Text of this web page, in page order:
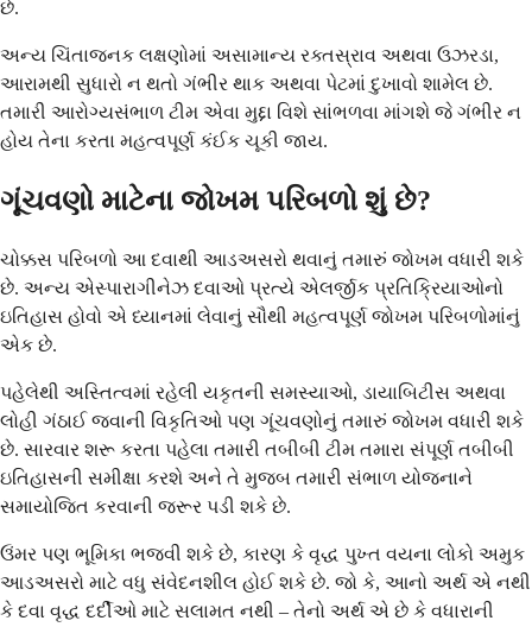
છે.
અન્ય ચિંતાજનક લક્ષણોમાં અસામાન્ય રક્તસ્રાવ અથવા ઉઝરડા,
આરામથી સુધારો ન થતો ગંભીર થાક અથવા પેટમાં દુખાવો શામેલ છે.
તમારી આરોગ્યસંભાળ ટીમ એવા મુદ્દા વિશે સાંભળવા માંગશે જે ગંભીર ન
હોય તેના કરતા મહત્વપૂર્ણ કંઈક ચૂકી જાય.
ગૂંચવણો માટેના જોખમ પરિબળો શું છે?
ચોક્કસ પરિબળો આ દવાથી આડઅસરો થવાનું તમારું જોખમ વધારી શકે
છે. અન્ય એસ્પારાગીનેઝ દવાઓ પ્રત્યે એલર્જીક પ્રતિક્રિયાઓનો
ઇતિહાસ હોવો એ ધ્યાનમાં લેવાનું સૌથી મહત્વપૂર્ણ જોખમ પરિબળોમાંનું
એક છે.
પહેલેથી અસ્તિત્વમાં રહેલી યકૃતની સમસ્યાઓ, ડાયાબિટીસ અથવા
લોહી ગંઠાઈ જવાની વિકૃતિઓ પણ ગૂંચવણોનું તમારું જોખમ વધારી શકે
છે. સારવાર શરૂ કરતા પહેલા તમારી તબીબી ટીમ તમારા સંપૂર્ણ તબીબી
ઇતિહાસની સમીક્ષા કરશે અને તે મુજબ તમારી સંભાળ યોજનાને
સમાયોજિત કરવાની જરૂર પડી શકે છે.
ઉંમર પણ ભૂમિકા ભજવી શકે છે, કારણ કે વૃદ્ધ પુખ્ત વયના લોકો અમુક
આડઅસરો માટે વધુ સંવેદનશીલ હોઈ શકે છે. જો કે, આનો અર્થ એ નથી
કે દવા વૃદ્ધ દર્દીઓ માટે સલામત નથી – તેનો અર્થ એ છે કે વધારાની